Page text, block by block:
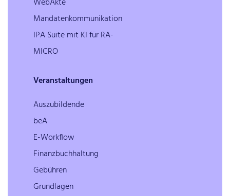
Mandatenkommunikation
IPA Suite mit KI für RA-
MICRO
Veranstaltungen
Auszubildende
beA
E-Workflow
Finanzbuchhaltung
Gebühren
Grundlagen